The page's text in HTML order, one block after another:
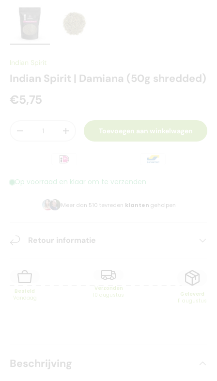
Indian Spirit
Indian Spirit | Damiana (50g shredded)
€5,75
-
+ Toevoegen aan winkelwagen
Op voorraad en klaar om te verzenden
Meer dan 510 tevreden klanten geholpen
Retour informatie
Besteld
Vandaag
Verzonden
10 augustus
Geleverd
11 augustus
Beschrijving